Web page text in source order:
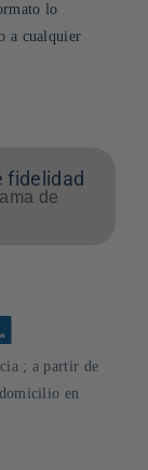
lo
a cualquier
fidelidad
de
; a partir de
en